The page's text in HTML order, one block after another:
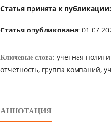
Статья принята к публикации:
Статья опубликована:
Ключевые слова: учетная
отчетность, группа компаний,
АННОТАЦИЯ